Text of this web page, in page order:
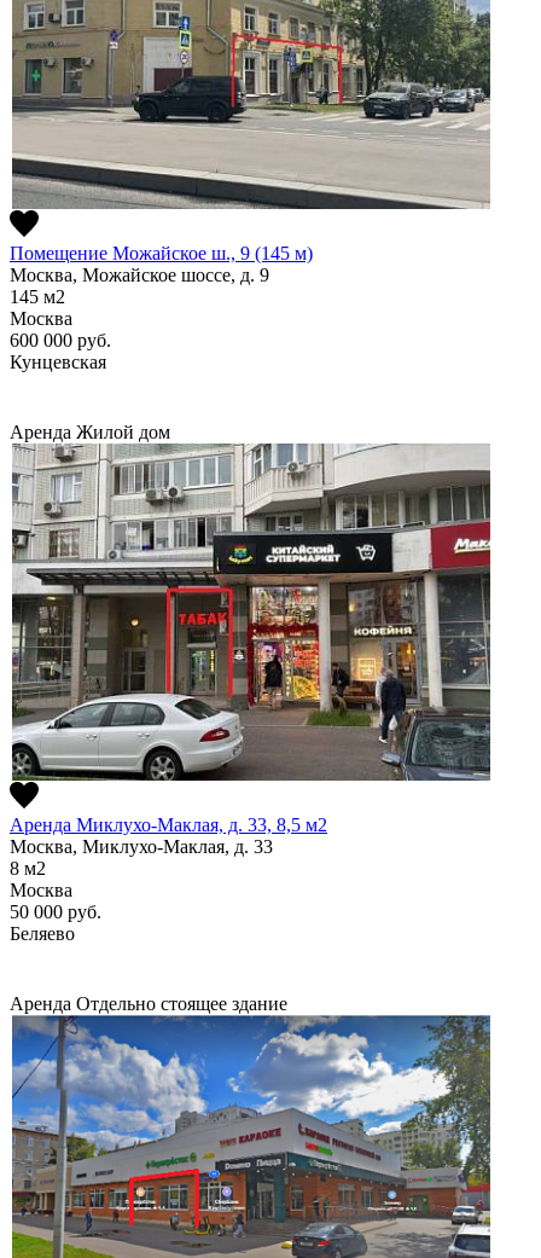
Помещение Можайское ш., 9 (145 м)
Москва, Можайское шоссе, д. 9
145 м2
Москва
600 000 руб.
Кунцевская
Аренда Жилой дом
Аренда Миклухо-Маклая, д. 33, 8,5 м2
Москва, Миклухо-Маклая, д. 33
8 м2
Москва
50 000 руб.
Беляево
Аренда Отдельно стоящее здание